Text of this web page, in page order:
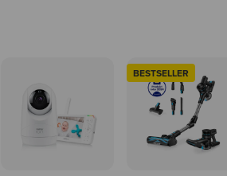
BESTSELLER